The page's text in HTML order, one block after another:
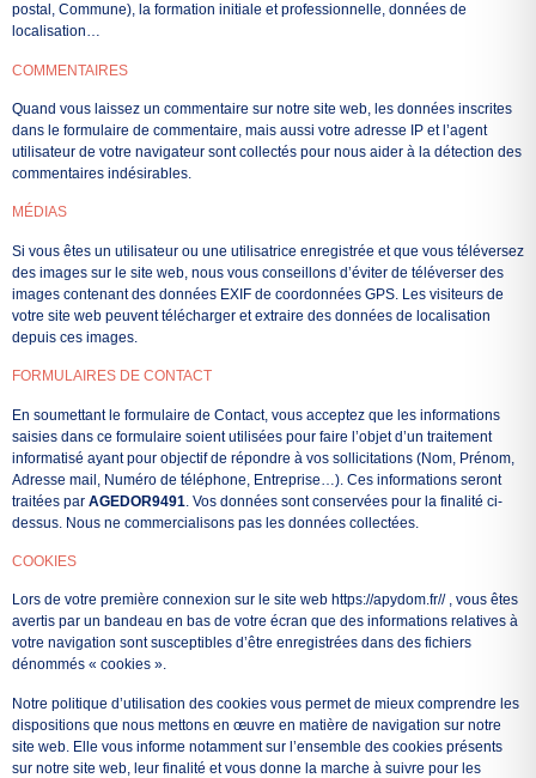
postal, Commune), la formation initiale et professionnelle, données de
localisation…
COMMENTAIRES
Quand vous laissez un commentaire sur notre site web, les données inscrites
dans le formulaire de commentaire, mais aussi votre adresse IP et l’agent
utilisateur de votre navigateur sont collectés pour nous aider à la détection des
commentaires indésirables.
MÉDIAS
Si vous êtes un utilisateur ou une utilisatrice enregistrée et que vous téléversez
des images sur le site web, nous vous conseillons d’éviter de téléverser des
images contenant des données EXIF de coordonnées GPS. Les visiteurs de
votre site web peuvent télécharger et extraire des données de localisation
depuis ces images.
FORMULAIRES DE CONTACT
En soumettant le formulaire de Contact, vous acceptez que les informations
saisies dans ce formulaire soient utilisées pour faire l’objet d’un traitement
informatisé ayant pour objectif de répondre à vos sollicitations (Nom, Prénom,
Adresse mail, Numéro de téléphone, Entreprise…). Ces informations seront
traitées par AGEDOR9491 . Vos données sont conservées pour la finalité ci-
dessus. Nous ne commercialisons pas les données collectées.
COOKIES
Lors de votre première connexion sur le site web https://apydom.fr// , vous êtes
avertis par un bandeau en bas de votre écran que des informations relatives à
votre navigation sont susceptibles d’être enregistrées dans des fichiers
dénommés « cookies ».
Notre politique d’utilisation des cookies vous permet de mieux comprendre les
dispositions que nous mettons en œuvre en matière de navigation sur notre
site web. Elle vous informe notamment sur l’ensemble des cookies présents
sur notre site web, leur finalité et vous donne la marche à suivre pour les